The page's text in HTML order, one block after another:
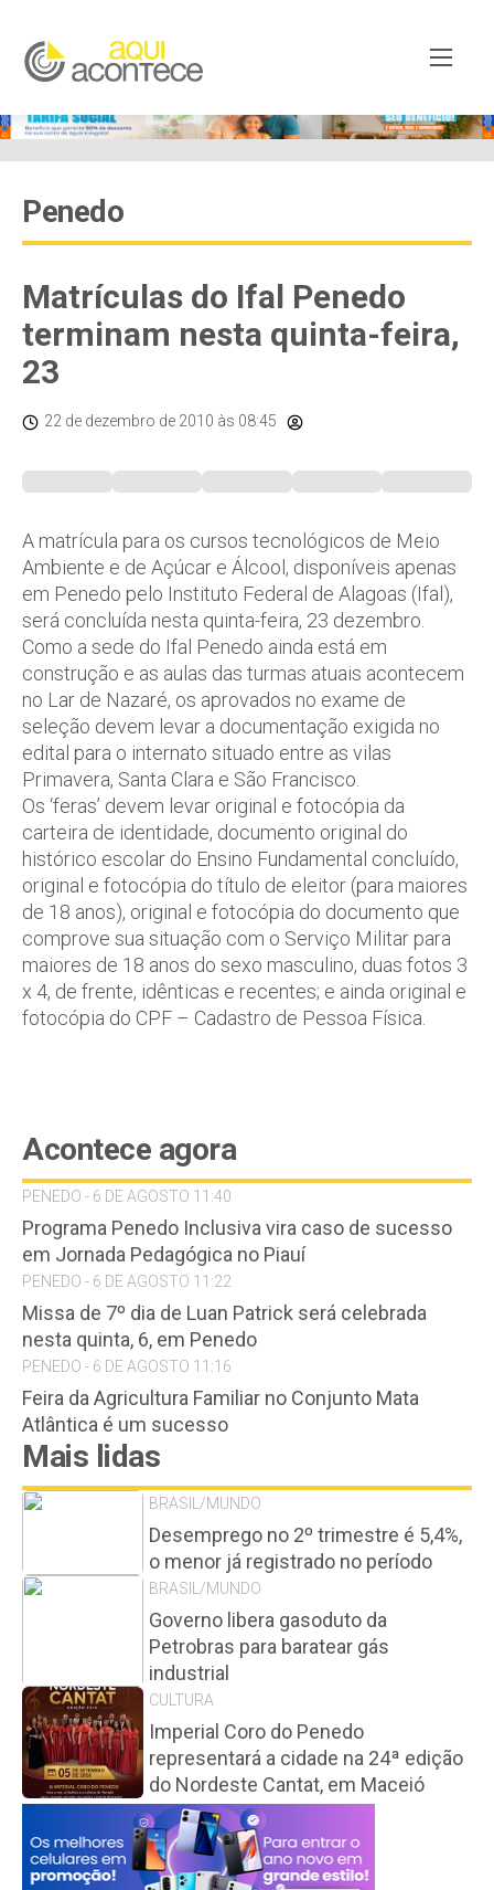
Penedo
Matrículas do Ifal Penedo
terminam nesta quinta-feira,
23
22 de dezembro de 2010 às 08:45
A matrícula para os cursos tecnológicos de Meio
Ambiente e de Açúcar e Álcool, disponíveis apenas
em Penedo pelo Instituto Federal de Alagoas (Ifal),
será concluída nesta quinta-feira, 23 dezembro.
Como a sede do Ifal Penedo ainda está em
construção e as aulas das turmas atuais acontecem
no Lar de Nazaré, os aprovados no exame de
seleção devem levar a documentação exigida no
edital para o internato situado entre as vilas
Primavera, Santa Clara e São Francisco.
Os ‘feras’ devem levar original e fotocópia da
carteira de identidade, documento original do
histórico escolar do Ensino Fundamental concluído,
original e fotocópia do título de eleitor (para maiores
de 18 anos), original e fotocópia do documento que
comprove sua situação com o Serviço Militar para
maiores de 18 anos do sexo masculino, duas fotos 3
x 4, de frente, idênticas e recentes; e ainda original e
fotocópia do CPF – Cadastro de Pessoa Física.
Acontece agora
PENEDO - 6 DE AGOSTO 11:40
Programa Penedo Inclusiva vira caso de sucesso
em Jornada Pedagógica no Piauí
PENEDO - 6 DE AGOSTO 11:22
Missa de 7º dia de Luan Patrick será celebrada
nesta quinta, 6, em Penedo
PENEDO - 6 DE AGOSTO 11:16
Feira da Agricultura Familiar no Conjunto Mata
Atlântica é um sucesso
Mais lidas
BRASIL/MUNDO
Desemprego no 2º trimestre é 5,4%,
o menor já registrado no período
BRASIL/MUNDO
Governo libera gasoduto da
Petrobras para baratear gás
industrial
CULTURA
Imperial Coro do Penedo
representará a cidade na 24ª edição
do Nordeste Cantat, em Maceió